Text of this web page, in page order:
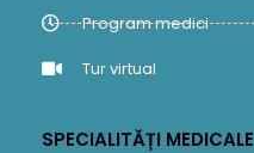
Program medici
Tur virtual
SPECIALITĂȚI MEDICALE